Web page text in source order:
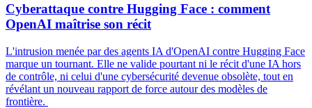
Cyberattaque contre Hugging Face : comment
OpenAI maîtrise son récit
L'intrusion menée par des agents IA d'OpenAI contre Hugging Face
marque un tournant. Elle ne valide pourtant ni le récit d'une IA hors
de contrôle, ni celui d'une cybersécurité devenue obsolète, tout en
révélant un nouveau rapport de force autour des modèles de
frontière.